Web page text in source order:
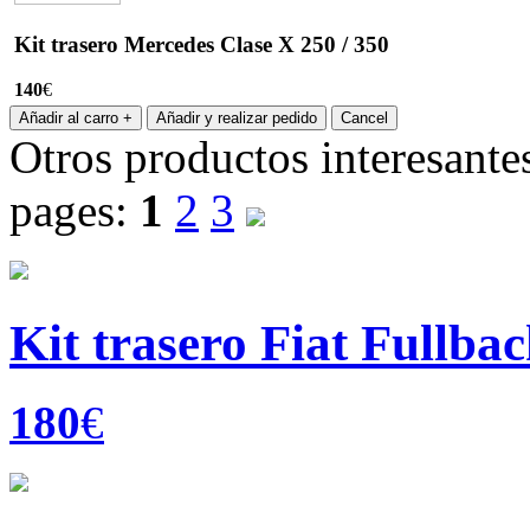
Kit trasero Mercedes Clase X 250 / 350
140€
Otros productos
pages: 1 2 3
Kit trasero Fiat
180€